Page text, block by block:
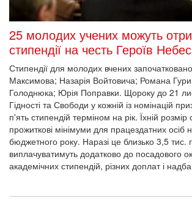
25 молодих учених можуть
стипендії на честь Героїв
Стипендії для молодих вчених
Максимова; Назарія Войтовича; Романа
Голоднюка; Юрія Поправки. Щороку до 21
Гідності та Свободи у кожній із номінацій
п'ять стипендій терміном на рік. Їхній
прожиткові мінімуми для працездатних осіб
бюджетного року. Наразі це близько 3,5 тис.
виплачуватимуть додатково до посадового
академічних стипендій, різних доплат і